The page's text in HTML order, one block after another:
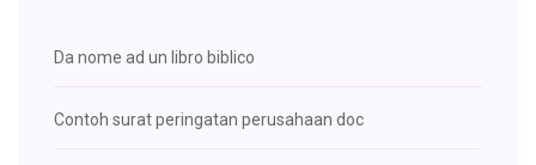
Da nome ad un libro biblico
Contoh surat peringatan perusahaan doc